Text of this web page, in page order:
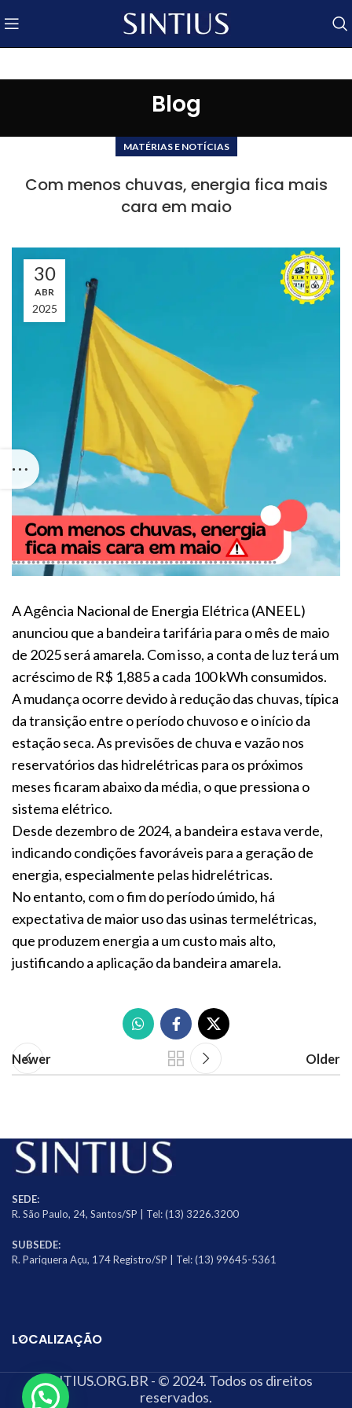
Blog
MATÉRIAS E NOTÍCIAS
Com menos chuvas, energia fica mais
cara em maio
30
ABR
2025
A Agência Nacional de Energia Elétrica (ANEEL)
anunciou que a bandeira tarifária para o mês de maio
de 2025 será amarela. Com isso, a conta de luz terá um
acréscimo de R$ 1,885 a cada 100 kWh consumidos.
A mudança ocorre devido à redução das chuvas, típica
da transição entre o período chuvoso e o início da
estação seca. As previsões de chuva e vazão nos
reservatórios das hidrelétricas para os próximos
meses ficaram abaixo da média, o que pressiona o
sistema elétrico.
Desde dezembro de 2024, a bandeira estava verde,
indicando condições favoráveis para a geração de
energia, especialmente pelas hidrelétricas.
No entanto, com o fim do período úmido, há
expectativa de maior uso das usinas termelétricas,
que produzem energia a um custo mais alto,
justificando a aplicação da bandeira amarela.
Newer Older
SEDE:
R. São Paulo, 24, Santos/SP | Tel: (13) 3226.3200
SUBSEDE:
R. Pariquera Açu, 174 Registro/SP | Tel: (13) 99645-5361
LOCALIZAÇÃO
SINTIUS.ORG.BR - © 2024. Todos os direitos
reservados.